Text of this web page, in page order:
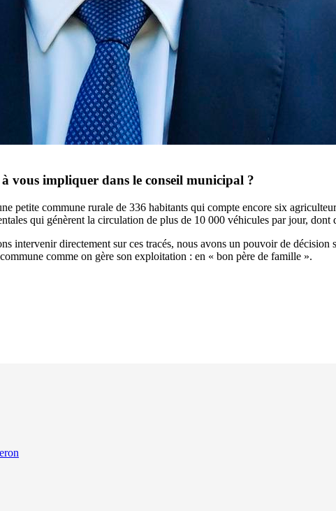
vous impliquer dans le conseil municipal ?
petite commune rurale de 336 habitants qui compte encore six
qui génèrent la circulation de plus de 10 000 véhicules par jour, dont
intervenir directement sur ces tracés, nous avons un pouvoir de
comme on gère son exploitation : en « bon père de famille ».